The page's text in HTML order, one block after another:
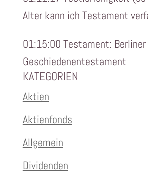
Alter kann ich Testament
01:15:00 Testament:
Geschiedenentestament
KATEGORIEN
Aktien
Aktienfonds
Allgemein
Dividenden